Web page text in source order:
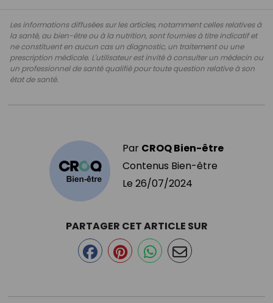
Les informations diffusées sur les articles, notamment celles relatives à
la santé, au bien-être ou à la nutrition, sont fournies à titre indicatif et
ne constituent en aucun cas un diagnostic, un traitement ou une
prescription médicale. L'utilisateur est invité à consulter un médecin ou
un professionnel de santé qualifié pour toute question relative à son
état de santé.
Par CROQ Bien-être
Contenus Bien-être
Le 26/07/2024
PARTAGER CET ARTICLE SUR